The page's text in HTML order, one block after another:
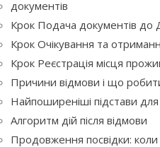
документів
Крок Подача документів
Крок Очікування та
Крок Реєстрація місця
Причини відмови і що
Найпоширеніші підстави
Алгоритм дій після відмови
Продовження посвідки: коли